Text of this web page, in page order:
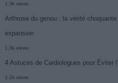
1.3k views
Arthrose du genou : la vérité
expansion
1.3k views
4 Astuces de Cardiologues pour Éviter
1.2k views